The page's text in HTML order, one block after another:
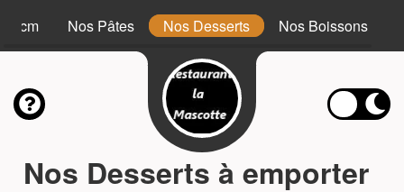
cm Nos Pâtes Nos Desserts Nos Boissons
Nos Desserts à emporter